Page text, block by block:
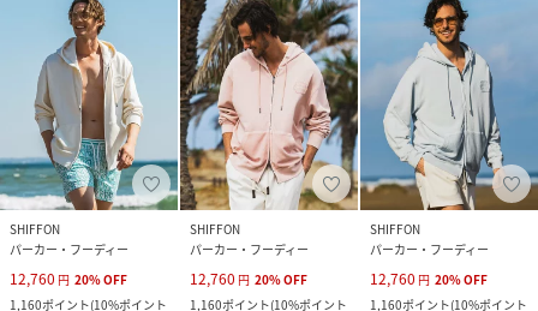
SHIFFON
パーカー・フーディー
12,760 円 20%OFF
1,160ポイント(10%ポイント
SHIFFON
パーカー・フーディー
12,760 円 20%OFF
1,160ポイント(10%ポイント
SHIFFON
パーカー・フーディー
12,760 円 20%OFF
1,160ポイント(10%ポイント